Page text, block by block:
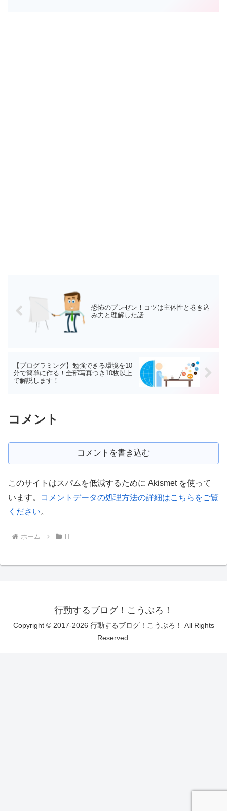
恐怖のプレゼン！コツは主体性と巻き込
み力と理解した話
【プログラミング】勉強できる環境を10
分で簡単に作る！全部写真つき10枚以上
で解説します！
コメント
コメントを書き込む
このサイトはスパムを低減するために Akismet を使って
います。
コメントデータの処理方法の詳細はこちらをご覧
ください。
ホーム IT
行動するブログ！こうぶろ！
Copyright © 2017-2026 行動するブログ！こうぶろ！ All Rights
Reserved.